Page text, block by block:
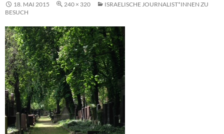
18. MAI 2015 240 × 320
ISRAELISCHE JOURNALIST*INNEN ZU
BESUCH